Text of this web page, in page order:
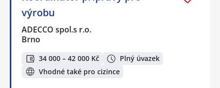
výrobu
ADECCO spol.s r.o.
Brno
34 000 – 42 000 Kč
Plný úvazek
Vhodné také pro cizince